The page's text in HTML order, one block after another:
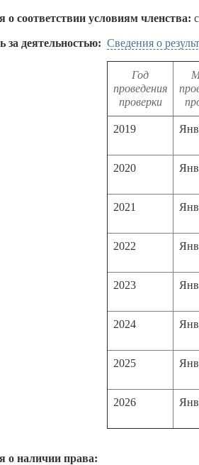
о соответствии условиям членства:
за деятельностью: Сведения о
Год
проведения
проверки
2019
2020
2021
2022
2023
2024
2025
2026
о наличии права: